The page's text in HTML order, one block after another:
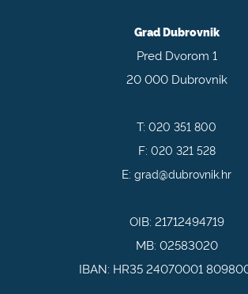
Grad Dubrovnik
Pred Dvorom 1
20 000 Dubrovnik
T:020 351 800
F: 020 321 528
E:grad@dubrovnik.hr
OIB: 21712494719
MB: 02583020
IBAN: HR35 24070001